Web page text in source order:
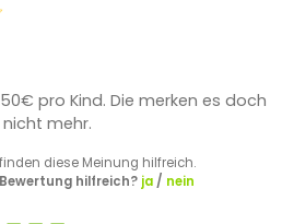
pro Kind. Die merken es doch
mehr.
diese Meinung hilfreich.
hilfreich? ja/ nein